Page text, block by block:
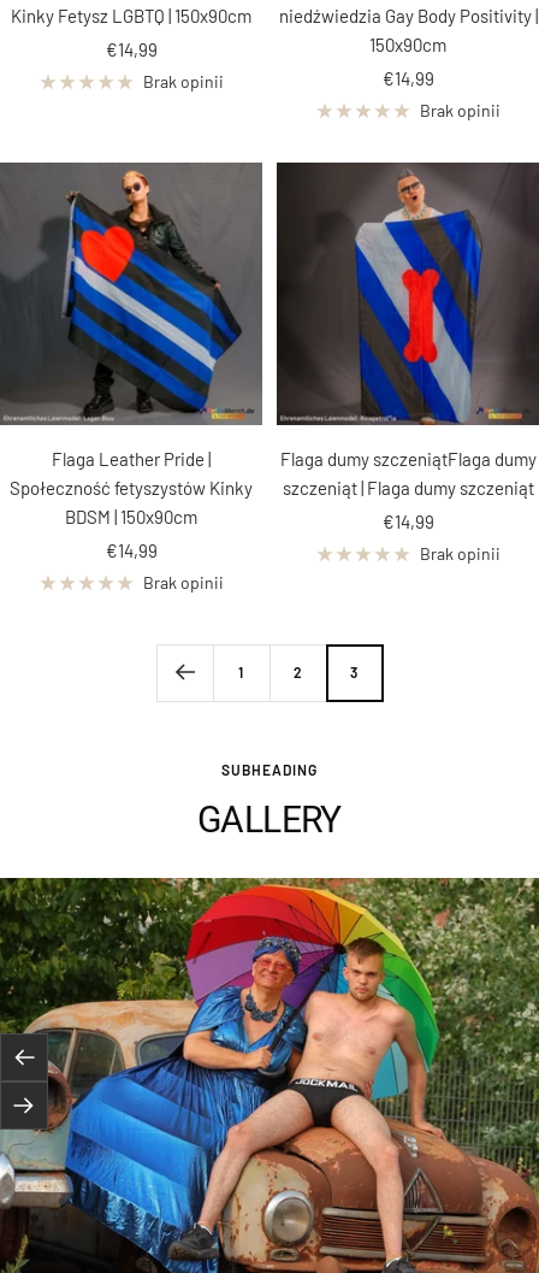
Kinky Fetysz LGBTQ | 150x90cm
Cena
obniżona
€14,99
Brak opinii
niedźwiedzia Gay Body Positivity |
150x90cm
Cena
obniżona
€14,99
Brak opinii
Flaga Leather Pride |
Społeczność fetyszystów Kinky
BDSM | 150x90cm
Cena
obniżona
€14,99
Brak opinii
Flaga dumy szczeniątFlaga dumy
szczeniąt | Flaga dumy szczeniąt
Cena
obniżona
€14,99
Brak opinii
1 2 3
SUBHEADING
GALLERY
Poprzednie
Następne